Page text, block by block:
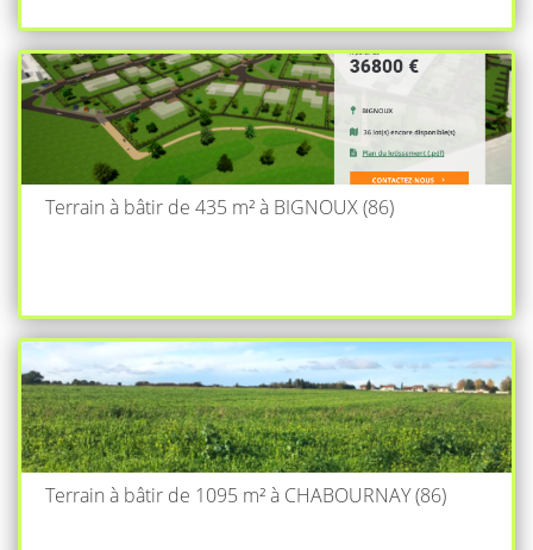
Terrain à bâtir de 435 m² à BIGNOUX (86)
Terrain à bâtir de 1095 m² à CHABOURNAY (86)